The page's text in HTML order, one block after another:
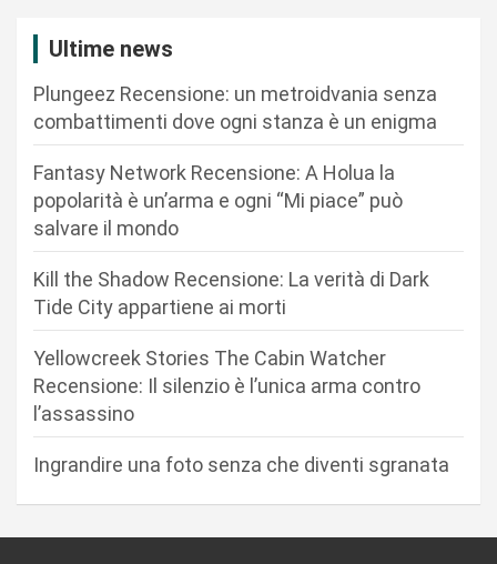
Ultime news
Plungeez Recensione: un metroidvania senza
combattimenti dove ogni stanza è un enigma
Fantasy Network Recensione: A Holua la
popolarità è un’arma e ogni “Mi piace” può
salvare il mondo
Kill the Shadow Recensione: La verità di Dark
Tide City appartiene ai morti
Yellowcreek Stories The Cabin Watcher
Recensione: Il silenzio è l’unica arma contro
l’assassino
Ingrandire una foto senza che diventi sgranata